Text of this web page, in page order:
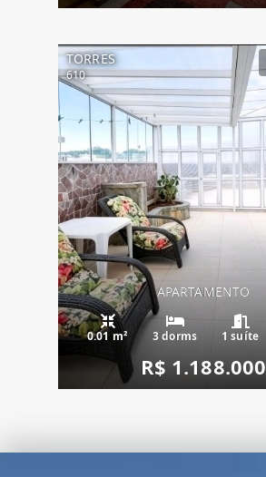
TORRES
610
APARTAMENTO
0.01 m² 3 dorms 1 suíte
R$ 1.188.000